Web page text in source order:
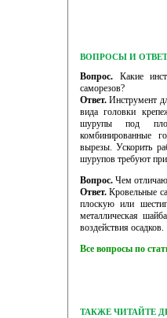
ВОПРОСЫ И
Вопрос. Какие
саморезов?
Ответ. Инструмент
вида головки
шурупы под
комбинированные
вырезы. Ускорить
шурупов требуют
Вопрос. Чем
Ответ. Кровельные
плоскую или
металлическая
воздействия осадков.
Все вопросы по
ТАКЖЕ ЧИТАЙТЕ